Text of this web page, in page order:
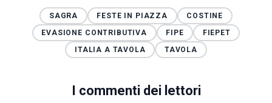
SAGRA FESTE IN PIAZZA
COSTINE
EVASIONE CONTRIBUTIVA
FIPE
FIEPET
ITALIA A TAVOLA
TAVOLA
I commenti dei lettori